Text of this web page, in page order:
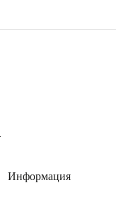
Информация